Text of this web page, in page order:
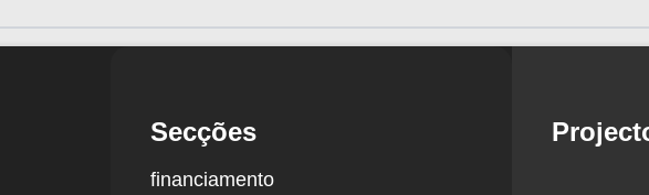
Secções
financiamento